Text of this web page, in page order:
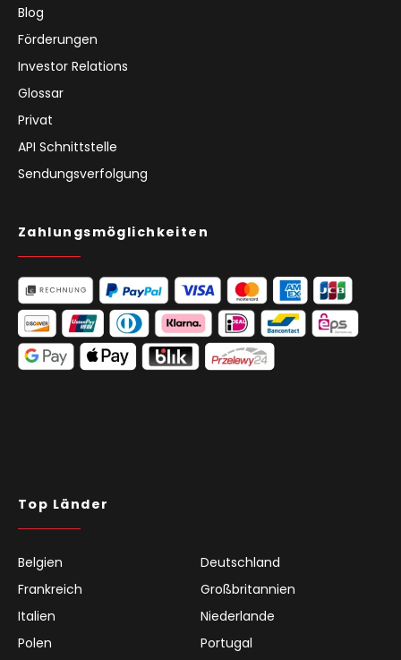
Blog
Förderungen
Investor Relations
Glossar
Privat
API Schnittstelle
Sendungsverfolgung
Zahlungsmöglichkeiten
Top Länder
Belgien
Deutschland
Frankreich
Großbritannien
Italien
Niederlande
Polen
Portugal